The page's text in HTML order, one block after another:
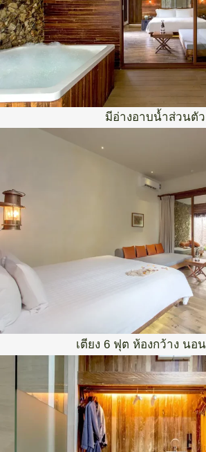
มีอ่างอาบน้ำส่วนตัว
เตียง 6 ฟุต ห้องกว้าง นอ